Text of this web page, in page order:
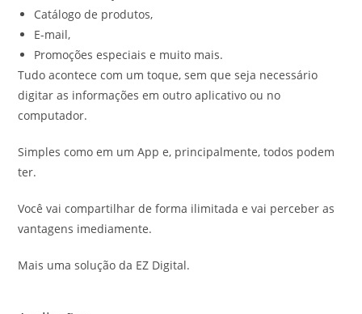
Catálogo de produtos,
E-mail,
Promoções especiais e muito mais.
Tudo acontece com um toque, sem que seja necessário
digitar as informações em outro aplicativo ou no
computador.
Simples como em um App e, principalmente, todos podem
ter.
Você vai compartilhar de forma ilimitada e vai perceber as
vantagens imediamente.
Mais uma solução da EZ Digital.